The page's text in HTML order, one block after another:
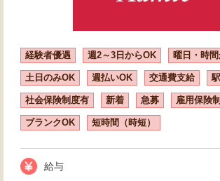
経験者優遇 週2～3日からOK 曜日・時
土日のみOK 週払いOK 交通費支給
社会保険制度有 新着 急募 雇用保険
ブランクOK 短時間（時短）
給与